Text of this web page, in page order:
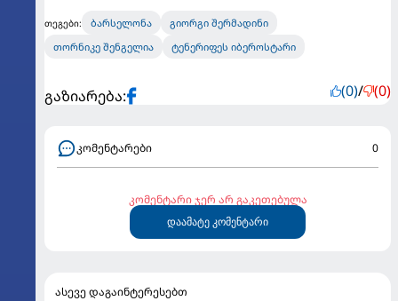
თეგები: ბარსელონა
გიორგი შერმადინი
თორნიკე შენგელია
ტენერიფეს იბეროსტარი
გაზიარება: (0)/ (0)
კომენტარები 0
კომენტარი ჯერ არ გაკეთებულა
დაამატე კომენტარი
ასევე დაგაინტერესებთ